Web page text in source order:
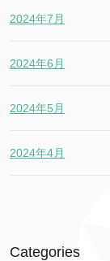
2024年7月
2024年6月
2024年5月
2024年4月
Categories